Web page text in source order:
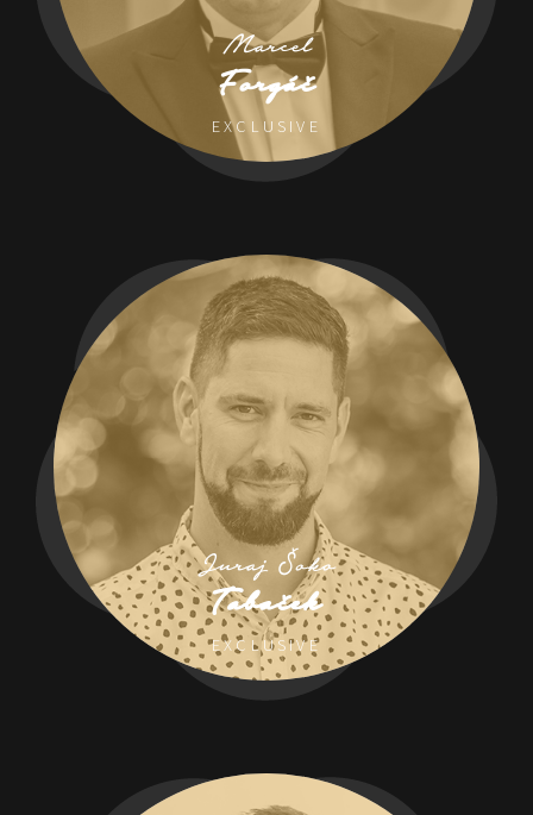
Marcel
Forgáč
EXCLUSIVE
Juraj Šoko
Tabaček
EXCLUSIVE